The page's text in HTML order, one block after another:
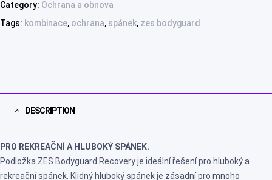
Category: Ochrana a obnova
Tags: kombinace, ochrana, spánek, zes bodyguard
DESCRIPTION
PRO REKREAČNÍ A HLUBOKÝ SPÁNEK.
Podložka ZES Bodyguard Recovery je ideální řešení pro hluboký a
rekreační spánek. Klidný hluboký spánek je zásadní pro mnoho